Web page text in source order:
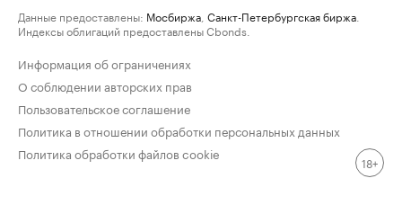
Данные предоставлены: Мосбиржа Санкт-Петербургская биржа
Индексы облигаций предоставлены Cbonds.
Информация об ограничениях
О соблюдении авторских прав
Пользовательское соглашение
Политика в отношении обработки персональных данных
Политика обработки файлов cookie
18+